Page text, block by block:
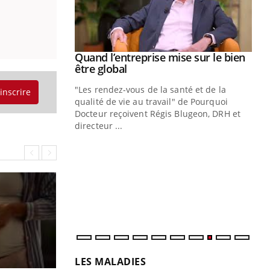
Youtube
c'est votre
qui
Dans cet
Youtube
Quand l’entreprise mise sur le bien
être globalYoutube
"Les rendez-vous de la santé et de la
qualité de vie au travail" de Pourquoi
Docteur reçoivent Régis Blugeon, DRH et
directeur ...
LES MALADIES